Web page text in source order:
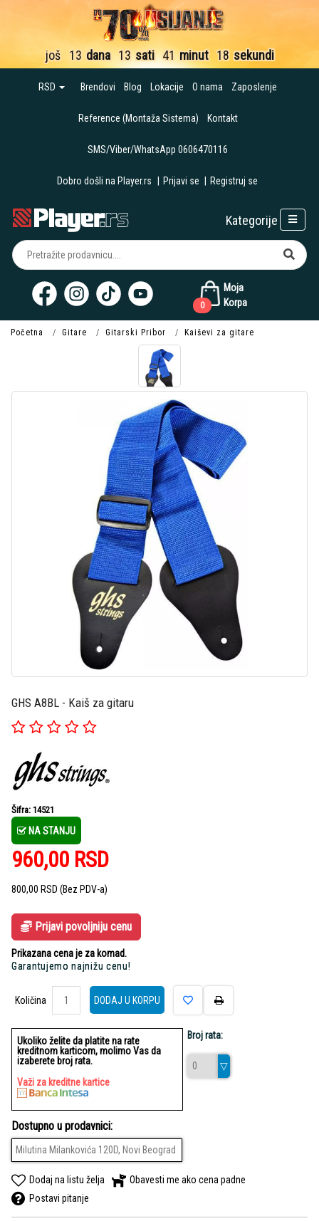
još 13 dana 13 sati 41 minut 18 sekundi
RSD Brendovi Blog Lokacije O nama Zaposlenje
Reference (Montaža Sistema) Kontakt
SMS/Viber/WhatsApp 0606470116
Dobro došli na Player.rs Prijavi se Registruj se
Moja
Korpa
0
Kategorije
Početna Gitare Gitarski Pribor Kaiševi za gitare
GHS A8BL - Kaiš za gitaru
Šifra: 14521
NA STANJU
960,00 RSD
800,00 RSD (Bez PDV-a)
Prijavi povoljniju cenu
Prikazana cena je za komad.
Garantujemo najnižu cenu!
Količina
Količina
DODAJ U KORPU
Ukoliko želite da platite na rate
kreditnom karticom, molimo Vas da
izaberete broj rata.
Važi za kreditne kartice
Broj rata:
Dostupno u prodavnici:
Milutina Milankovića 120D, Novi Beograd
Dodaj na listu želja
Obavesti me ako cena padne
Postavi pitanje